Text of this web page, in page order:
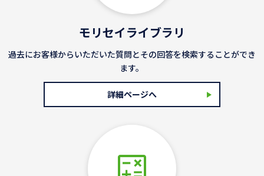
モリセイライブラリ
過去にお客様からいただいた質問とその回答を検索することができ
ます。
詳細ページへ